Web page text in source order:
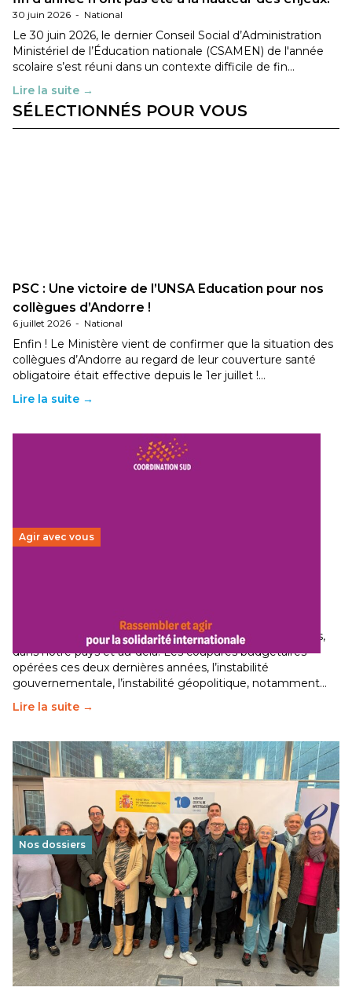
30 juin 2026 - National
Le 30 juin 2026, le dernier Conseil Social d’Administration
Ministériel de l’Éducation nationale (CSAMEN) de l'année
scolaire s’est réuni dans un contexte difficile de fin…
Lire la suite →
SÉLECTIONNÉS POUR VOUS
PSC : Une victoire de l’UNSA Education pour nos
collègues d’Andorre !
6 juillet 2026 - National
Enfin ! Le Ministère vient de confirmer que la situation des
collègues d’Andorre au regard de leur couverture santé
obligatoire était effective depuis le 1er juillet !…
Lire la suite →
Agir avec vous
Le secteur humanitaire connaît des difficultés profondes,
dans notre pays et au-delà. Les coupures budgétaires
opérées ces deux dernières années, l’instabilité
gouvernementale, l’instabilité géopolitique, notamment…
Lire la suite →
Nos dossiers
Éducation au vivre-ensemble : un échange croisé
franco-espagnol pour changer d’approche
29 juin 2026-National
Cette année, l'UNSA Éducation a mené un projet Erasmus
soutenu par l'union Européenne et centré sur l'éducation
au vivre-ensemble : quelles différences entre la France…